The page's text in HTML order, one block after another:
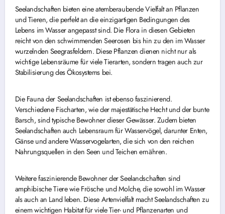
Seelandschaften bieten eine atemberaubende Vielfalt an Pflanzen
und Tieren, die perfekt an die einzigartigen Bedingungen des
Lebens im Wasser angepasst sind. Die Flora in diesen Gebieten
reicht von den schwimmenden Seerosen bis hin zu den im Wasser
wurzelnden Seegrasfeldern. Diese Pflanzen dienen nicht nur als
wichtige Lebensräume für viele Tierarten, sondern tragen auch zur
Stabilisierung des Ökosystems bei.
Die Fauna der Seelandschaften ist ebenso faszinierend.
Verschiedene Fischarten, wie der majestätische Hecht und der bunte
Barsch, sind typische Bewohner dieser Gewässer. Zudem bieten
Seelandschaften auch Lebensraum für Wasservögel, darunter Enten,
Gänse und andere Wasservogelarten, die sich von den reichen
Nahrungsquellen in den Seen und Teichen ernähren.
Weitere faszinierende Bewohner der Seelandschaften sind
amphibische Tiere wie Frösche und Molche, die sowohl im Wasser
als auch an Land leben. Diese Artenvielfalt macht Seelandschaften zu
einem wichtigen Habitat für viele Tier- und Pflanzenarten und